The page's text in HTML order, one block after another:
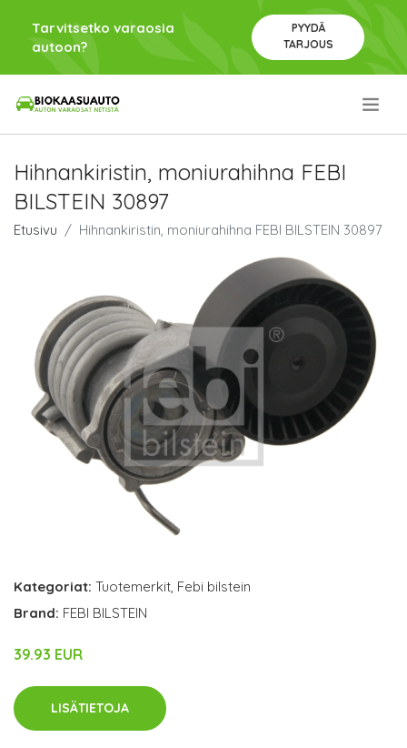
Tarvitsetko varaosia
autoon?
PYYDÄ
TARJOUS
Hihnankiristin, moniurahihna FEBI
BILSTEIN 30897
Etusivu Hihnankiristin, moniurahihna FEBI BILSTEIN 30897
Kategoriat: Tuotemerkit, Febi bilstein
Brand: FEBI BILSTEIN
39.93 EUR
LISÄTIETOJA